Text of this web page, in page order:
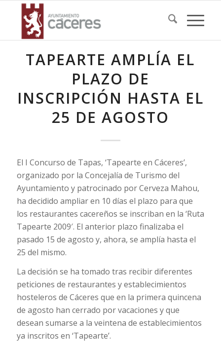
TAPEARTE AMPLÍA EL
PLAZO DE
INSCRIPCIÓN HASTA EL
25 DE AGOSTO
El I Concurso de Tapas, ‘Tapearte en Cáceres’,
organizado por la Concejalía de Turismo del
Ayuntamiento y patrocinado por Cerveza Mahou,
ha decidido ampliar en 10 días el plazo para que
los restaurantes cacereños se inscriban en la ‘Ruta
Tapearte 2009′. El anterior plazo finalizaba el
pasado 15 de agosto y, ahora, se amplía hasta el
25 del mismo.
La decisión se ha tomado tras recibir diferentes
peticiones de restaurantes y establecimientos
hosteleros de Cáceres que en la primera quincena
de agosto han cerrado por vacaciones y que
desean sumarse a la veintena de establecimientos
ya inscritos en ‘Tapearte’.